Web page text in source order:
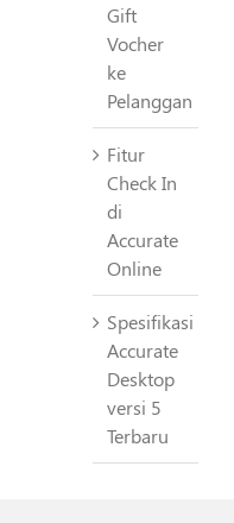
Gift
Vocher
ke
Pelanggan
Fitur
Check In
di
Accurate
Online
Spesifikasi
Accurate
Desktop
versi 5
Terbaru